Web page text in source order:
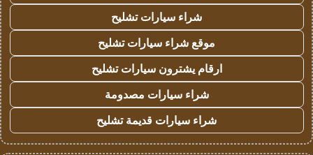
شراء سيارات تشليح
موقع شراء سيارات تشليح
ارقام يشترون سيارات تشليح
شراء سيارات مصدومة
شراء سيارات قديمة تشليح